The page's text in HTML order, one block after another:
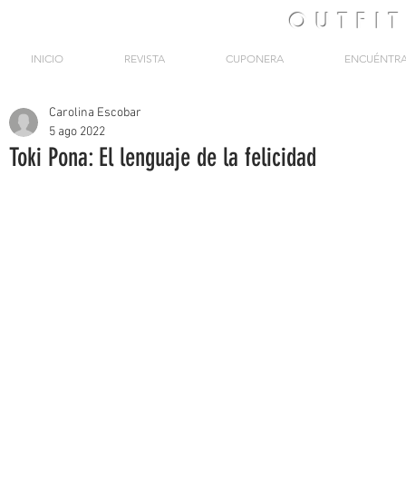
OUTFIT
INICIO REVISTA CUPONERA
Toki Pona: El lenguaje de la felicidad
Carolina Escobar
5 ago 2022